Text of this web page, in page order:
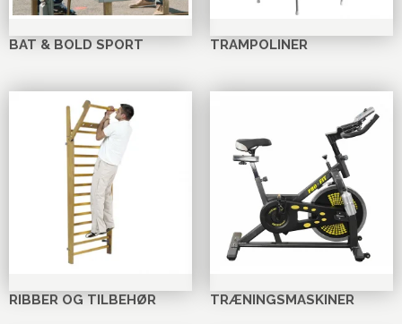
BAT & BOLD SPORT TRAMPOLINER
RIBBER OG TILBEHØR TRÆNINGSMASKINER